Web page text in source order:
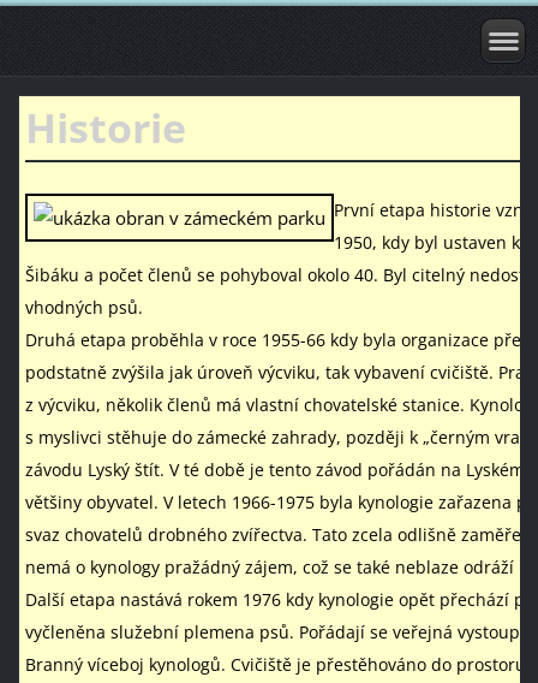
Historie
První etapa historie
1950, kdy byl ustaven
Šibáku a počet členů se pohyboval okolo 40. Byl citelný
vhodných psů.
Druhá etapa proběhla v roce 1955-66 kdy byla organizace
podstatně zvýšila jak úroveň výcviku, tak vybavení cvičiště.
z výcviku, několik členů má vlastní chovatelské stanice.
s myslivci stěhuje do zámecké zahrady, později k „černým
závodu Lyský štít. V té době je tento závod pořádán na
většiny obyvatel. V letech 1966-1975 byla kynologie zařazena
svaz chovatelů drobného zvířectva. Tato zcela odlišně
nemá o kynology pražádný zájem, což se také neblaze odráží
Další etapa nastává rokem 1976 kdy kynologie opět přechází
vyčleněna služební plemena psů. Pořádají se veřejná
Branný víceboj kynologů. Cvičiště je přestěhováno do prostoru